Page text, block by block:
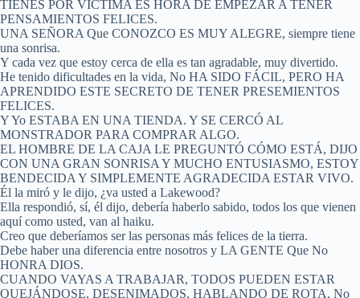
TIENES POR VÍCTIMA ES HORA DE EMPEZAR A TENER
PENSAMIENTOS FELICES.
UNA SEÑORA Que CONOZCO ES MUY ALEGRE, siempre tiene
una sonrisa.
Y cada vez que estoy cerca de ella es tan agradable, muy divertido.
He tenido dificultades en la vida, No HA SIDO FÁCIL, PERO HA
APRENDIDO ESTE SECRETO DE TENER PRESEMIENTOS
FELICES.
Y Yo ESTABA EN UNA TIENDA. Y SE CERCÓ AL
MONSTRADOR PARA COMPRAR ALGO.
EL HOMBRE DE LA CAJA LE PREGUNTÓ CÓMO ESTÁ, DIJO
CON UNA GRAN SONRISA Y MUCHO ENTUSIASMO, ESTOY
BENDECIDA Y SIMPLEMENTE AGRADECIDA ESTAR VIVO.
Él la miró y le dijo, ¿va usted a Lakewood?
Ella respondió, sí, él dijo, debería haberlo sabido, todos los que vienen
aquí como usted, van al haiku.
Creo que deberíamos ser las personas más felices de la tierra.
Debe haber una diferencia entre nosotros y LA GENTE Que No
HONRA DIOS.
CUANDO VAYAS A TRABAJAR, TODOS PUEDEN ESTAR
QUEJÁNDOSE, DESENIMADOS, HABLANDO DE ROTA, No